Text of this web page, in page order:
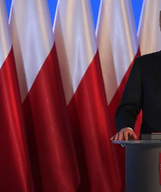
fóra, který se skládá z
celého spektra témat ze
inovativní ekonomiky,
životního prostředí a
Jednou z klíčových
bude prezentace zprávy
ekonomickou školou a
ze SGH již posedmé
ekonomických a